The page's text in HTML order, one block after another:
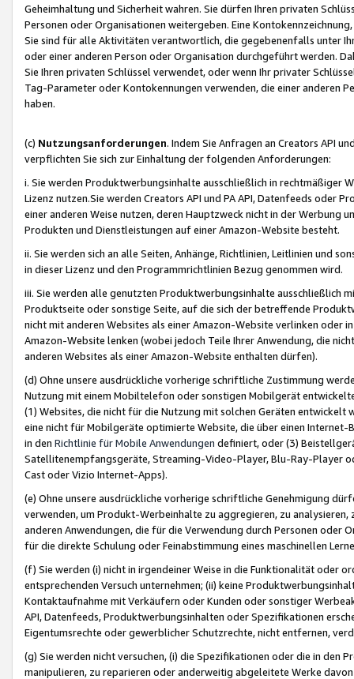
Geheimhaltung und Sicherheit wahren. Sie dürfen Ihren privaten
Personen oder Organisationen weitergeben. Eine
Sie sind für alle Aktivitäten verantwortlich, die gegebenenfalls unter
oder einer anderen Person oder Organisation durchgeführt werden.
Sie Ihren privaten Schlüssel verwendet, oder wenn Ihr privater
Tag-Parameter oder Kontokennungen verwenden, die einer anderen
haben.
(c) Nutzungsanforderungen. Indem Sie Anfragen an Creators API
verpflichten Sie sich zur Einhaltung der folgenden Anforderungen:
i. Sie werden Produktwerbungsinhalte ausschließlich in rechtmäßiger
Lizenz nutzen.Sie werden Creators API und PA API, Datenfeeds oder
einer anderen Weise nutzen, deren Hauptzweck nicht in der Werbung
Produkten und Dienstleistungen auf einer Amazon-Website besteht.
ii. Sie werden sich an alle Seiten, Anhänge, Richtlinien, Leitlinien und
in dieser Lizenz und den Programmrichtlinien Bezug genommen wird.
iii. Sie werden alle genutzten Produktwerbungsinhalte ausschließlich
Produktseite oder sonstige Seite, auf die sich der betreffende
nicht mit anderen Websites als einer Amazon-Website verlinken oder
Amazon-Website lenken (wobei jedoch Teile Ihrer Anwendung, die
anderen Websites als einer Amazon-Website enthalten dürfen).
(d) Ohne unsere ausdrückliche vorherige schriftliche Zustimmung
Nutzung mit einem Mobiltelefon oder sonstigen Mobilgerät
(1) Websites, die nicht für die Nutzung mit solchen Geräten
eine nicht für Mobilgeräte optimierte Website, die über einen
in den Richtlinie für Mobile Anwendungen definiert, oder (3)
Satellitenempfangsgeräte, Streaming-Video-Player, Blu-Ray-Player
Cast oder Vizio Internet-Apps).
(e) Ohne unsere ausdrückliche vorherige schriftliche Genehmigung
verwenden, um Produkt-Werbeinhalte zu aggregieren, zu
anderen Anwendungen, die für die Verwendung durch Personen
für die direkte Schulung oder Feinabstimmung eines maschinellen
(f) Sie werden (i) nicht in irgendeiner Weise in die Funktionalität oder
entsprechenden Versuch unternehmen; (ii) keine
Kontaktaufnahme mit Verkäufern oder Kunden oder sonstiger
API, Datenfeeds, Produktwerbungsinhalten oder Spezifikationen
Eigentumsrechte oder gewerblicher Schutzrechte, nicht entfernen,
(g) Sie werden nicht versuchen, (i) die Spezifikationen oder die in
manipulieren, zu reparieren oder anderweitig abgeleitete Werke